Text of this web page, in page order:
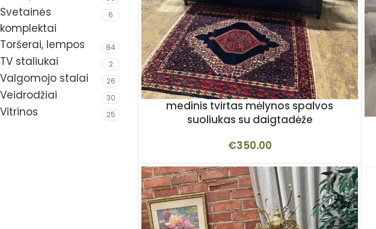
Svetainės
komplektai
6
Toršerai, lempos 84
TV staliukai 2
Valgomojo stalai 26
Veidrodžiai 30
Vitrinos 25
medinis tvirtas mėlynos spalvos
suoliukas su daigtadėže
€350.00